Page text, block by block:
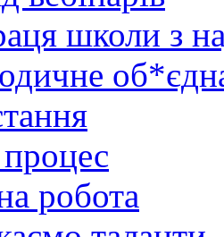
школи з
робота